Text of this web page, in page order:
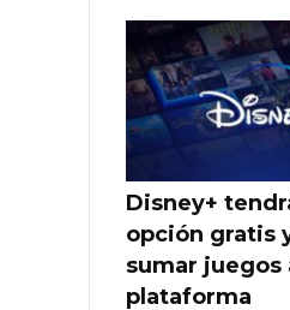
Disney+
opción gratis
sumar juegos
plataforma